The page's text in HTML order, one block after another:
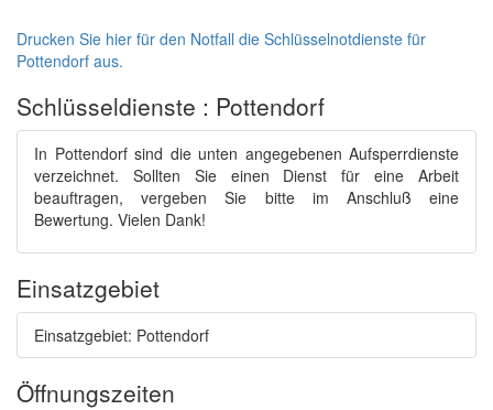
Drucken Sie hier für den Notfall die Schlüsselnotdienste für
Pottendorf aus.
Schlüsseldienste : Pottendorf
In Pottendorf sind die unten angegebenen Aufsperrdienste
verzeichnet. Sollten Sie einen Dienst für eine Arbeit
beauftragen, vergeben Sie bitte im Anschluß eine
Bewertung. Vielen Dank!
Einsatzgebiet
Einsatzgebiet: Pottendorf
Öffnungszeiten